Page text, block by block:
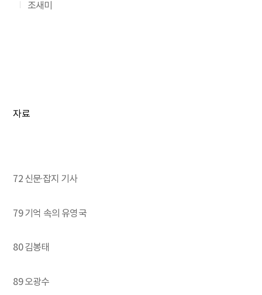
조새미
자료
72 신문·잡지 기사
79 기억 속의 유영국
80 김봉태
89 오광수